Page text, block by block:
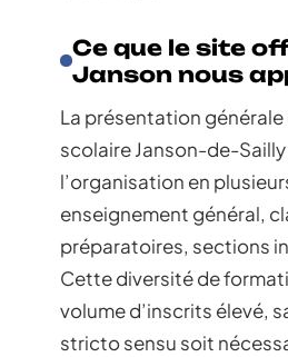
Ce que le site
Janson nous
La présentation générale
scolaire Janson-de-
l’organisation en
enseignement général,
préparatoires, sections
Cette diversité de
volume d’inscrits élevé,
stricto sensu soit